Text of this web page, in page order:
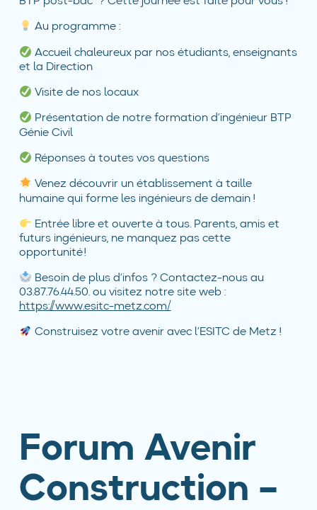
Au programme :
Accueil chaleureux par nos étudiants, enseignants
et la Direction
Visite de nos locaux
Présentation de notre formation d’ingénieur BTP
Génie Civil
Réponses à toutes vos questions
Venez découvrir un établissement à taille
humaine qui forme les ingénieurs de demain !
Entrée libre et ouverte à tous. Parents, amis et
futurs ingénieurs, ne manquez pas cette
opportunité !
Besoin de plus d’infos ? Contactez-nous au
03.87.76.44.50. ou visitez notre site web :
https://www.esitc-metz.com/
Construisez votre avenir avec l’ESITC de Metz !
Forum Avenir
Construction –